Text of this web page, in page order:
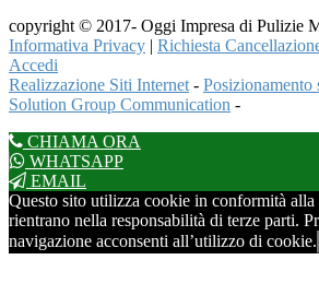
copyright © 2017- Oggi Impresa di Pulizie
Informativa Privacy | Richiesta
Accedi
Realizzazione Siti Internet -
Solution Group Communication -
CHIAMA ORA
WHATSAPP
EMAIL
Questo sito utilizza cookie in conformità
rientrano nella responsabilità di terze parti.
navigazione acconsenti all’utilizzo di cookie.